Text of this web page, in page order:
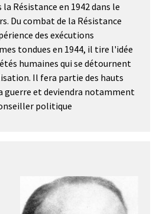
Résistance en 1942 dans le
Du combat de la Résistance
des exécutions
tondues en 1944, il tire l'idée
humaines qui se détournent
Il fera partie des hauts
guerre et deviendra notamment
politique